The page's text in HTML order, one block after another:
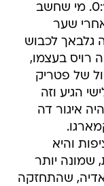
האנקה המצוין, שנגח פנימה את ה-0:1. מי שחשב
שער
בדקה ה-81 הצליחה גלבאך לכבוש
רויס בעצמו,
של פטריק
הגיע וזה
היה איגור דה
והיא
עם 39 נקודות, שמונה יותר
שהתחזקה